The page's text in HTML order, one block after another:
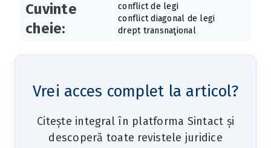
Cuvinte
cheie:
conflict de legi
conflict diagonal de legi
drept transnaţional
Vrei acces complet la articol?
Citește integral în platforma Sintact și
descoperă toate revistele juridice